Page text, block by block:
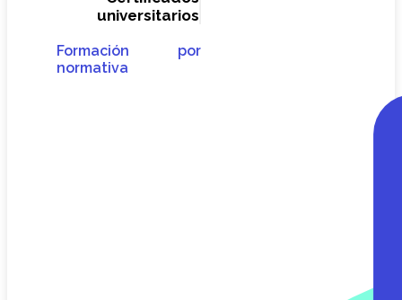
universitarios
Formación por
normativa